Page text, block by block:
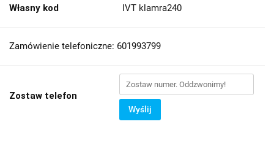
Własny kod IVT klamra240
Zamówienie telefoniczne: 601993799
Zostaw telefon
Wyślij